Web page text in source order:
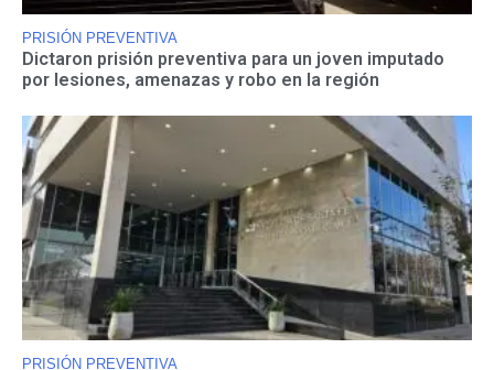
PRISIÓN PREVENTIVA
Dictaron prisión preventiva para un joven imputado
por lesiones, amenazas y robo en la región
PRISIÓN PREVENTIVA